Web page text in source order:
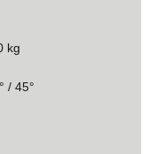
kg
/ 45°